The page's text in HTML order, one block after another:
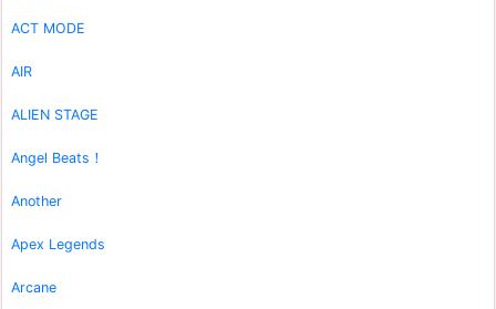
ACT MODE
AIR
ALIEN STAGE
Angel Beats！
Another
Apex Legends
Arcane